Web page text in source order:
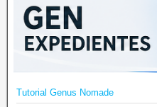
Tutorial Genus Nomade